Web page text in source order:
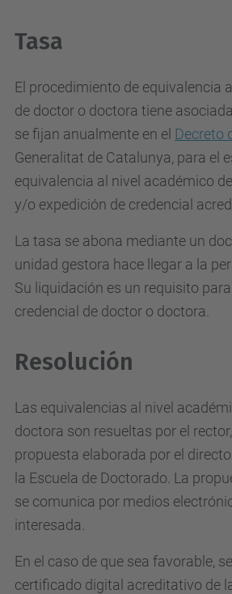
Tasa
El procedimiento de equivalencia
de doctor o doctora tiene
se fijan anualmente en el Decreto
Generalitat de Catalunya, para el
equivalencia al nivel académico
y/o expedición de credencial
La tasa se abona mediante un
unidad gestora hace llegar a la
Su liquidación es un requisito
credencial de doctor o doctora.
Resolución
Las equivalencias al nivel
doctora son resueltas por el
propuesta elaborada por el
la Escuela de Doctorado. La
se comunica por medios
interesada.
En el caso de que sea favorable,
certificado digital acreditativo de